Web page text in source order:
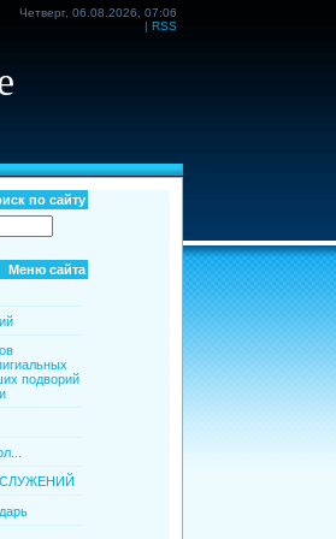
Четверг, 06.08.2026, 07:06
| RSS
по сайту
Меню сайта
подворий